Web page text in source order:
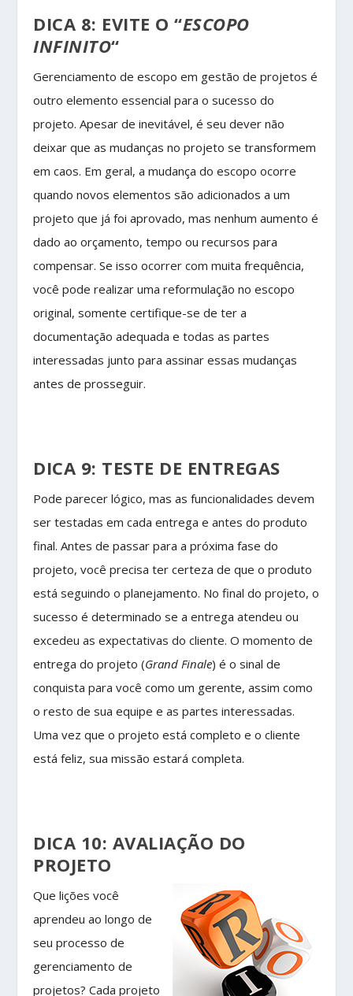
DICA 8: EVITE O “ESCOPO
INFINITO“
Gerenciamento de escopo em gestão de projetos é
outro elemento essencial para o sucesso do
projeto. Apesar de inevitável, é seu dever não
deixar que as mudanças no projeto se transformem
em caos. Em geral, a mudança do escopo ocorre
quando novos elementos são adicionados a um
projeto que já foi aprovado, mas nenhum aumento é
dado ao orçamento, tempo ou recursos para
compensar. Se isso ocorrer com muita frequência,
você pode realizar uma reformulação no escopo
original, somente certifique-se de ter a
documentação adequada e todas as partes
interessadas junto para assinar essas mudanças
antes de prosseguir.
DICA 9: TESTE DE ENTREGAS
Pode parecer lógico, mas as funcionalidades devem
ser testadas em cada entrega e antes do produto
final. Antes de passar para a próxima fase do
projeto, você precisa ter certeza de que o produto
está seguindo o planejamento. No final do projeto, o
sucesso é determinado se a entrega atendeu ou
excedeu as expectativas do cliente. O momento de
entrega do projeto (Grand Finale) é o sinal de
conquista para você como um gerente, assim como
o resto de sua equipe e as partes interessadas.
Uma vez que o projeto está completo e o cliente
está feliz, sua missão estará completa.
DICA 10: AVALIAÇÃO DO
PROJETO
Que lições você
aprendeu ao longo de
seu processo de
gerenciamento de
projetos? Cada projeto